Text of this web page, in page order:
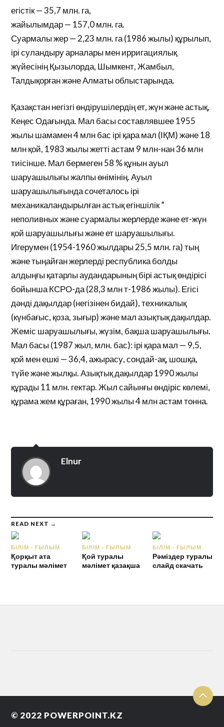
егістік — 35,7 млн. га,
жайылымдар — 157,0 млн. га.
Суармалы жер — 2,23 млн. га (1986 жылы) құрылып,
ірі суландыру арналары мен ирригациялық
жүйесінің Қызылорда, Шымкент, Жамбыл,
Талдықорған және Алматы облыстарында.
Қазақстан негізгі өндірушілердің ет, жүн және астық,
Кеңес Одағында. Мал басы составлявшее 1955
жылы шамамен 4 млн бас ірі қара мал (ІҚМ) және 18
млн қой, 1983 жылы жетті астам 9 млн-нан 36 млн
тиісінше. Мал бермеген 58 % құнын ауыл
шаруашылығы жалпы өнімінің. Ауыл
шаруашылығында сочеталось ірі
механикаландырылған астық егіншілік ”
неполивных және суармалы жерлерде және ет-жүн
қой шаруашылығы және ет шаруашылығы.
Игерумен (1954-1960 жылдары 25,5 млн. га) тың
және тыңайған жерлерді республика болды
алдыңғы қатарлы аудандарының бірі астық өндірісі
бойынша КСРО-да (28,3 млн т-1986 жылы). Егісі
дәнді дақылдар (негізінен бидай), техникалық
(күнбағыс, қоза, зығыр) және мал азықтық дақылдар.
Жеміс шаруашылығы, жүзім, бақша шаруашылығы.
Мал басы (1987 жыл, млн. бас): ірі қара мал — 9,5,
қой мен ешкі — 36,4, ажырасу, сондай-ақ, шошқа,
түйе және жылқы. Азықтық дақылдар 1990 жылы
құрады 11 млн. гектар. Жыл сайынғы өндіріс көлемі,
құрама жем құраған, 1990 жылы 4 млн астам тонна.
Elnur
READ NEXT →
БІЛІМ - ҒЫЛЫМ
Қорқыт ата
туралы мәлімет
БІЛІМ - ҒЫЛЫМ
Қой туралы
мәлімет қазақша
БІЛІМ - ҒЫЛЫМ
Рәміздер туралы
слайд скачать
© 2022 POWERPOINT.KZ